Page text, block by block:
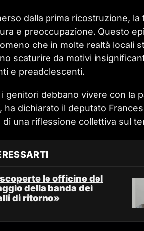
dalla prima ricostruzione,
e preoccupazione. Questo
che in molte realtà locali
scaturire da motivi
e preadolescenti.
i genitori debbano vivere con la
ha dichiarato il deputato
una riflessione collettiva sul
le officine del
della banda dei
di ritorno»